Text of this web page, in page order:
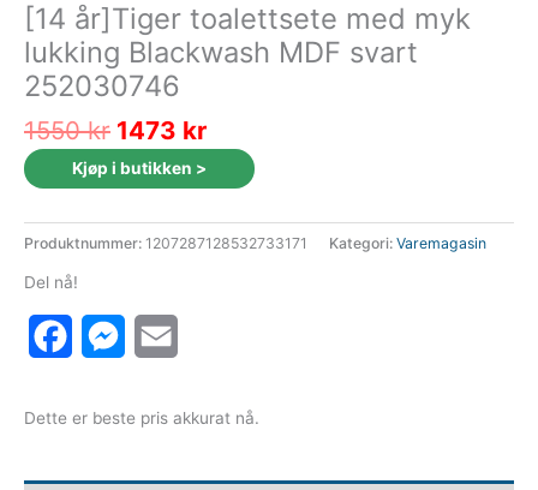
[14 år]Tiger toalettsete med myk
lukking Blackwash MDF svart
252030746
1550kr Opprinnelig
pris
var:
1473 krNåværende
pris
er:
Kjøp i butikken >
Produktnummer: 1207287128532733171 Kategori: Varemagasin
Del nå!
FacebookMessenger
Dette er beste pris akkurat nå.